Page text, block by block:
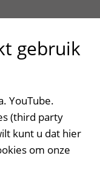
gebruik
YouTube.
(third party
kunt u dat hier
om onze